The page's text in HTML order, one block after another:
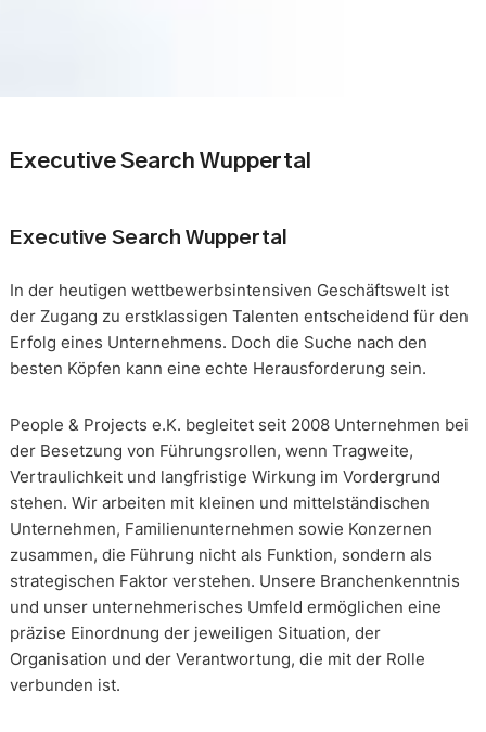
Executive Search Wuppertal
Executive Search Wuppertal
In der heutigen wettbewerbsintensiven Geschäftswelt ist
der Zugang zu erstklassigen Talenten entscheidend für den
Erfolg eines Unternehmens. Doch die Suche nach den
besten Köpfen kann eine echte Herausforderung sein.
People & Projects e.K. begleitet seit 2008 Unternehmen bei
der Besetzung von Führungsrollen, wenn Tragweite,
Vertraulichkeit und langfristige Wirkung im Vordergrund
stehen. Wir arbeiten mit kleinen und mittelständischen
Unternehmen, Familienunternehmen sowie Konzernen
zusammen, die Führung nicht als Funktion, sondern als
strategischen Faktor verstehen. Unsere Branchenkenntnis
und unser unternehmerisches Umfeld ermöglichen eine
präzise Einordnung der jeweiligen Situation, der
Organisation und der Verantwortung, die mit der Rolle
verbunden ist.